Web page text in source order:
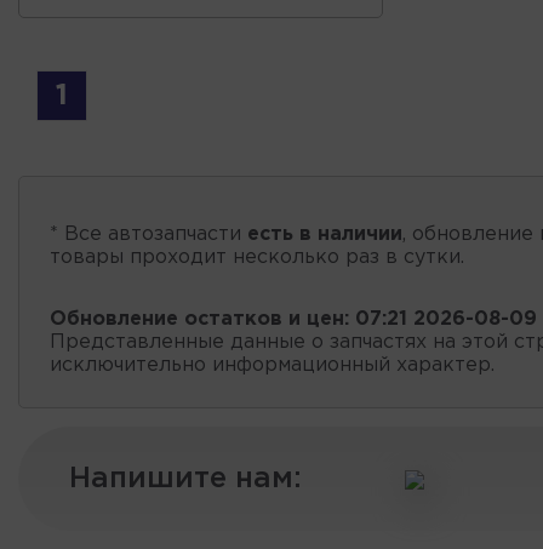
1
* Все автозапчасти есть в наличии, обновление
товары проходит несколько раз в сутки.
Обновление остатков и цен: 07:21 2026-08-09
Представленные данные о запчастях на этой
исключительно информационный характер.
Напишите нам: